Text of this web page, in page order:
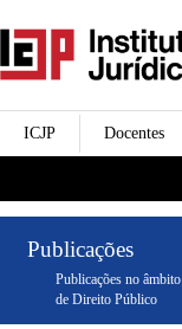
icjp
menu-institucional
Docentes
ICJP
Publicações
Publicações no
de Direito Público